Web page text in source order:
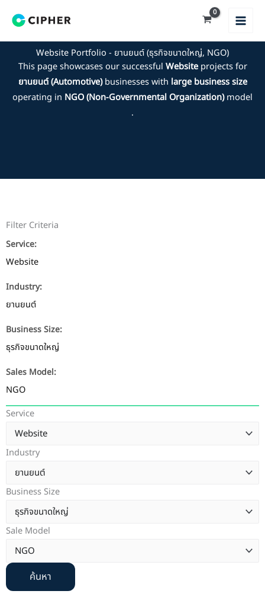
Website Portfolio - ยานยนต์ (ธุรกิจขนาดใหญ่, NGO)
This page showcases our successful Websiteprojects for
ยานยนต์ (Automotive)businesses with large business size
operating in NGO (Non-Governmental Organization)model
.
Filter Criteria
Service:
Website
Industry:
ยานยนต์
Business Size:
ธุรกิจขนาดใหญ่
Sales Model:
NGO
Service
Industry
Business Size
Sale Model
ค้นหา